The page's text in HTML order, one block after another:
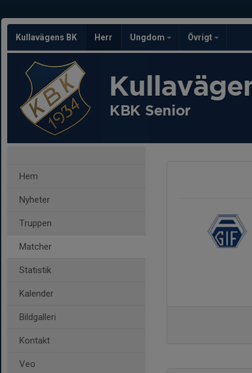
Kullavägens BK Herr Ungdom Övrigt
KBK Senior
Hem
Nyheter
Truppen
Matcher
Statistik
Kalender
Bildgalleri
Kontakt
Veo